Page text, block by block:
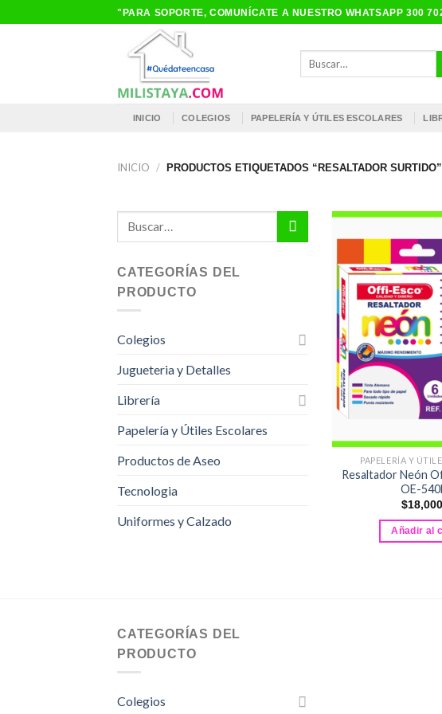
al
"PARA SOPORTE, COMUNÍCATE A NUESTRO WHATSAPP 300
INICIO COLEGIOS PAPELERÍA Y ÚTILES ESCOLARES
INICIO / PRODUCTOS ETIQUETADOS “RESALTADOR SURTIDO”
CATEGORÍAS DEL
PRODUCTO
Colegios
Jugueteria y Detalles
Librería
Papelería y Útiles Escolares
Productos de Aseo
Tecnologia
Uniformes y Calzado
PAPELERÍA Y
Resaltador Neón
OE-
$
Añadir al
CATEGORÍAS DEL
PRODUCTO
Colegios